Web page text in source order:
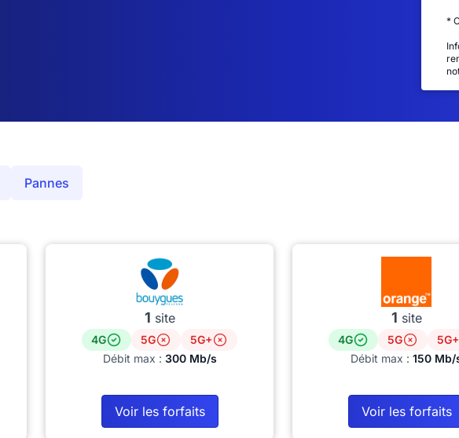
*
Pannes
1 site
4G 5G
5G+
Débit max : 300 Mb/s
Voir les forfaits
1 site
4G 5G
5G+
Débit max : 150 Mb/
Voir les forfaits